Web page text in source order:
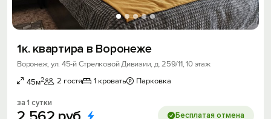
1к. квартира в Воронеже
Воронеж, ул. 45-й Стрелковой Дивизии, д. 259/11, 10 этаж
45м2 2 гостя 1 кровать Парковка
за 1 сутки
Бесплатая отмена